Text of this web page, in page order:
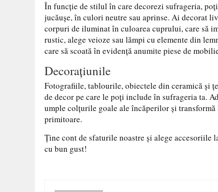
În funcție de stilul în care decorezi sufrageria,
jucăușe, în culori neutre sau aprinse. Ai decorat
corpuri de iluminat în culoarea cuprului, care să
rustic, alege veioze sau lămpi cu elemente din
care să scoată în evidență anumite piese de
Decorațiunile
Fotografiile, tablourile, obiectele din ceramică și
de decor pe care le poți include în sufrageria ta.
umple colțurile goale ale încăperilor și
primitoare.
Ține cont de sfaturile noastre și alege
cu bun gust!